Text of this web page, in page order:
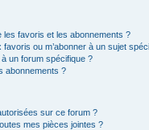
les favoris et les abonnements ?
ou m’abonner à un sujet
un forum spécifique ?
abonnements ?
sur ce forum ?
mes pièces jointes ?